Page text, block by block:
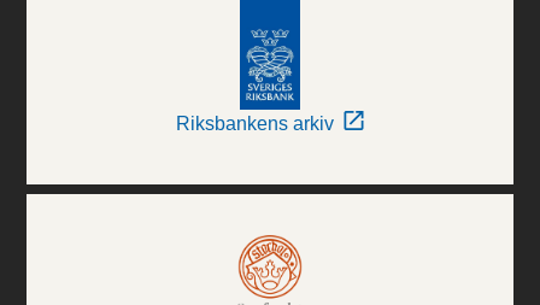
Riksbankens arkiv